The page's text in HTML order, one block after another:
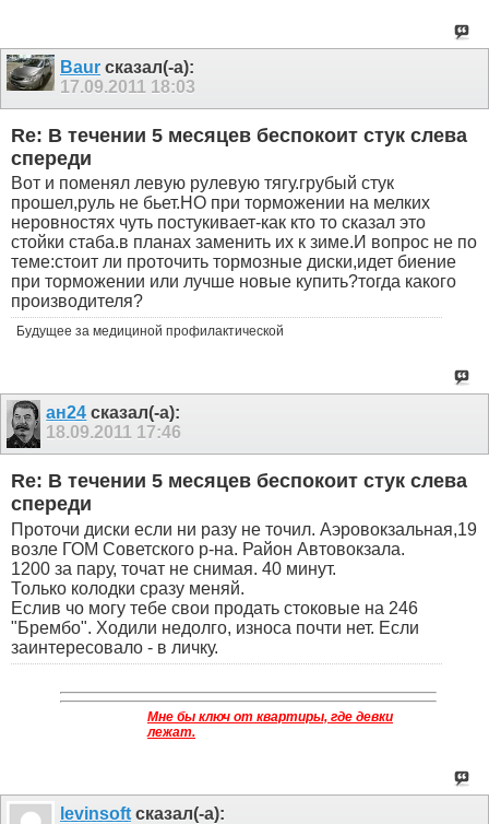
Baur сказал(-а):
17.09.2011 18:03
Re: В течении 5 месяцев беспокоит стук слева
спереди
Вот и поменял левую рулевую тягу.грубый стук
прошел,руль не бьет.НО при торможении на мелких
неровностях чуть постукивает-как кто то сказал это
стойки стаба.в планах заменить их к зиме.И вопрос не по
теме:стоит ли проточить тормозные диски,идет биение
при торможении или лучше новые купить?тогда какого
производителя?
Будущее за медициной профилактической
ан24 сказал(-а):
18.09.2011 17:46
Re: В течении 5 месяцев беспокоит стук слева
спереди
Проточи диски если ни разу не точил. Аэровокзальная,19
возле ГОМ Советского р-на. Район Автовокзала.
1200 за пару, точат не снимая. 40 минут.
Только колодки сразу меняй.
Еслив чо могу тебе свои продать стоковые на 246
"Брембо". Ходили недолго, износа почти нет. Если
заинтересовало - в личку.
Мне бы ключ от квартиры, где девки
лежат.
levinsoft сказал(-а):